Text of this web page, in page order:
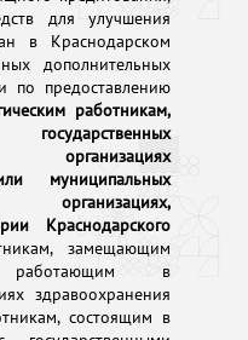
для улучшения
в Краснодарском
дополнительных
по предоставлению
работникам,
организациях
муниципальных
организациях,
Краснодарского
замещающим
работающим в
здравоохранения
состоящим в